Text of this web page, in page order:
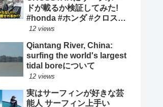
ドが載るか検証してみた!
#honda #ホンダ #クロスタ
ー #car #freed #フリード #
ード
12 views
Qiantang River, China:
surfing the world's largest
tidal boreについて
12 views
実はサーフィンが好きな芸
能人 サーフィン上手い